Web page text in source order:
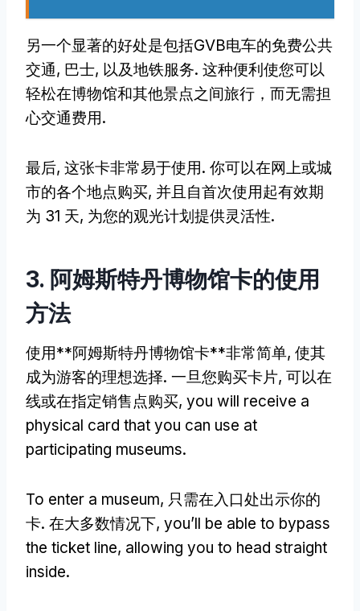
另一个显著的好处是包括GVB电车的免费公共
交通, 巴士, 以及地铁服务. 这种便利使您可以
轻松在博物馆和其他景点之间旅行，而无需担
心交通费用.
最后, 这张卡非常易于使用. 你可以在网上或城
市的各个地点购买, 并且自首次使用起有效期
为 31 天, 为您的观光计划提供灵活性.
3. 阿姆斯特丹博物馆卡的使用
方法
使用**阿姆斯特丹博物馆卡**非常简单, 使其
成为游客的理想选择. 一旦您购买卡片, 可以在
线或在指定销售点购买, you will receive a
physical card that you can use at
participating museums.
To enter a museum, 只需在入口处出示你的
卡. 在大多数情况下, you’ll be able to bypass
the ticket line, allowing you to head straight
inside.